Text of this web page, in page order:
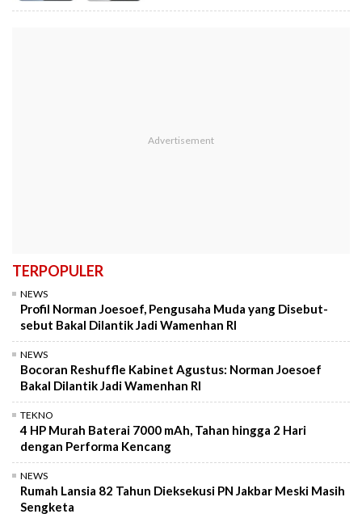
TERPOPULER
NEWS
Profil Norman Joesoef, Pengusaha Muda yang Disebut-
sebut Bakal Dilantik Jadi Wamenhan RI
NEWS
Bocoran Reshuffle Kabinet Agustus: Norman Joesoef
Bakal Dilantik Jadi Wamenhan RI
TEKNO
4 HP Murah Baterai 7000 mAh, Tahan hingga 2 Hari
dengan Performa Kencang
NEWS
Rumah Lansia 82 Tahun Dieksekusi PN Jakbar Meski Masih
Sengketa